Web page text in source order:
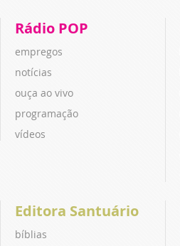
Rádio POP
empregos
notícias
ouça ao vivo
programação
vídeos
Editora Santuário
bíblias